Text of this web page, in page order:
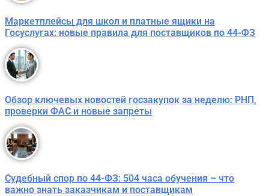
Маркетплейсы для школ и платные ящики на
Госуслугах: новые правила для поставщиков по 44-ФЗ
Обзор ключевых новостей госзакупок за неделю: РНП,
проверки ФАС и новые запреты
Судебный спор по 44-ФЗ: 504 часа обучения – что
важно знать заказчикам и поставщикам